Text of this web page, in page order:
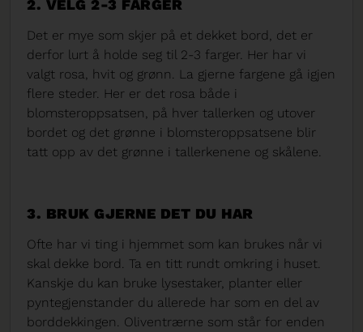
2. VELG 2-3 FARGER
Det er mye som skjer på et dekket bord, det er
derfor lurt å holde seg til 2-3 farger. Her har vi
valgt rosa, hvit og grønn. La gjerne fargene gå igjen
flere steder. Her er det rosa både i
blomsteroppsatsen, på hver tallerken og utover
bordet og det grønne i blomsteroppsatsene blir
tatt opp av det grønne i tallerkenene og skålene.
3. BRUK GJERNE DET DU HAR
Ofte har vi ting i hjemmet som kan brukes når vi
skal dekke bord. Ta en titt rundt omkring i huset.
Kanskje du kan bruke lysestaker, planter eller
pyntegjenstander du allerede har som en del av
borddekkingen. Oliventrærne som står for enden